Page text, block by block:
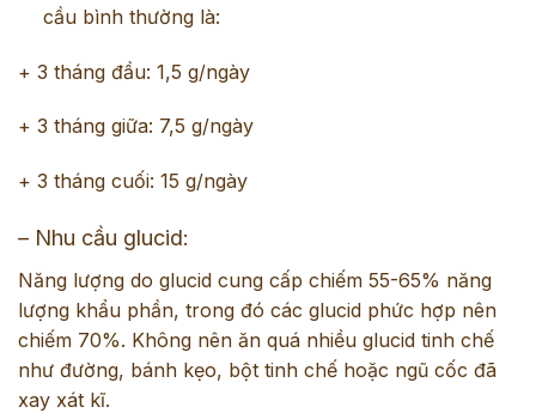
cầu bình thường là:
+ 3 tháng đầu: 1,5 g/ngày
+ 3 tháng giữa: 7,5 g/ngày
+ 3 tháng cuối: 15 g/ngày
– Nhu cầu glucid:
Năng lượng do glucid cung cấp chiếm 55-65% năng
lượng khẩu phần, trong đó các glucid phức hợp nên
chiếm 70%. Không nên ăn quá nhiều glucid tinh chế
như đường, bánh kẹo, bột tinh chế hoặc ngũ cốc đã
xay xát kĩ.